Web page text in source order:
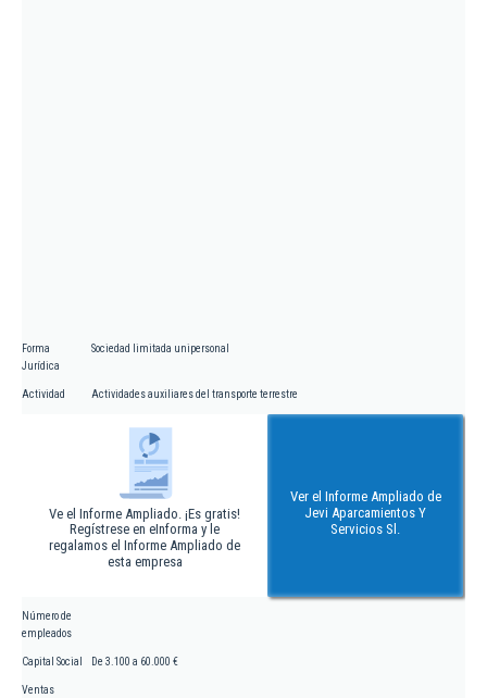
Forma
Jurídica
Sociedad limitada unipersonal
Actividad Actividades auxiliares del transporte terrestre
Ve el Informe Ampliado. ¡Es gratis!
Regístrese en eInforma y le
regalamos el Informe Ampliado de
esta empresa
Ver el Informe Ampliado de
Jevi Aparcamientos Y
Servicios Sl.
Número de
empleados
Capital Social De 3.100 a 60.000 €
Ventas